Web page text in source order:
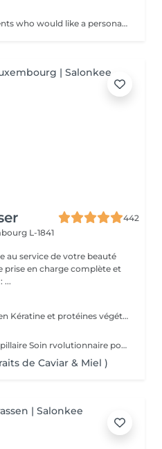
This service is designed for clients who would like a personalized hair transformation that is not listed among our standard services. It allows you to create your own hair coloring, styling, or a combination of techniques according to your preferences and ideas. Whether you are looking for something unique, a custom color blend, or a specific result that requires an individual approach, this option gives you the flexibility to tailor the service together with your master. Important: This service can be booked only after a prior consultation with the master and directly at the salon. During the consultation, we will discuss your desired result, evaluate your hair condition, and determine the necessary time and estimated cost for the service. This ensures that the appointment is planned correctly and that the best possible result can be achieved.
442
L-1841
prise en charge complète et
...
Soin semi-permanent enrichi en Kératine et protéines végétales Info : Vous allez devoir choisir une finition afin de compléter le service - Brushing ou Coupe/Brushing .
Power Mask - Lanabolisant Capillaire Soin rvolutionnaire pour cheveux abims & sensibiliss
de Caviar & Miel )